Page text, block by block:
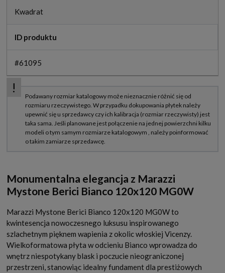
Kwadrat
ID produktu
#61095
Monumentalna elegancja z Marazzi
Mystone Berici Bianco 120x120 MG0W
Marazzi Mystone Berici Bianco 120x120 MG0W to
kwintesencja nowoczesnego luksusu inspirowanego
szlachetnym pięknem wapienia z okolic włoskiej Vicenzy.
Wielkoformatowa płyta w odcieniu Bianco wprowadza do
wnętrz niespotykany blask i poczucie nieograniczonej
przestrzeni, stanowiąc idealny fundament dla prestiżowych